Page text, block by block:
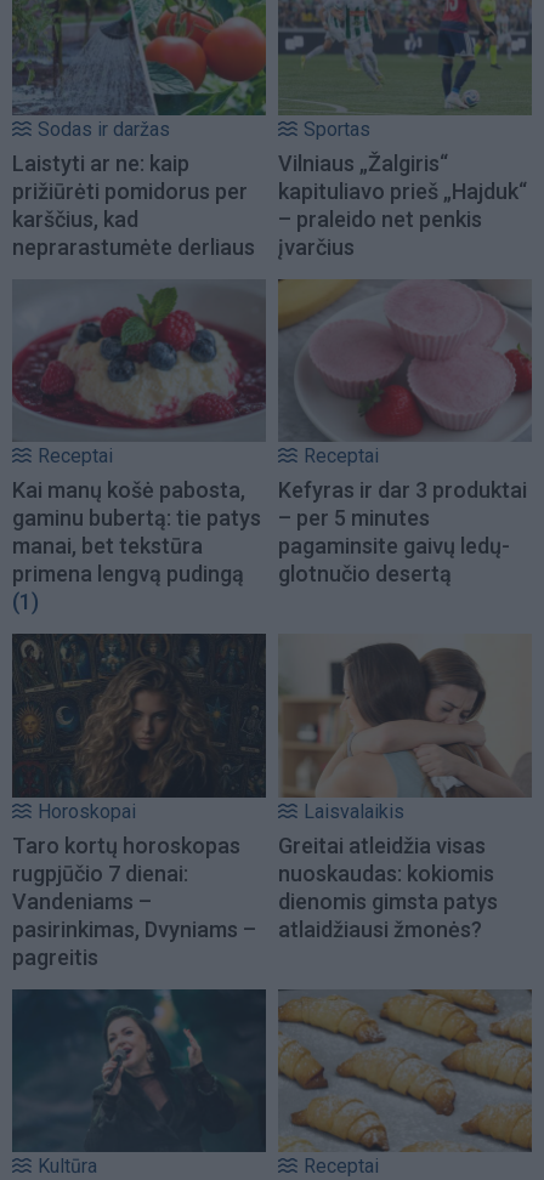
Sodas ir daržas
Laistyti ar ne: kaip
prižiūrėti pomidorus per
karščius, kad
neprarastumėte derliaus
Sportas
Vilniaus „Žalgiris“
kapituliavo prieš „Hajduk“
– praleido net penkis
įvarčius
Receptai
Kai manų košė pabosta,
gaminu bubertą: tie patys
manai, bet tekstūra
primena lengvą pudingą
(1)
Receptai
Kefyras ir dar 3 produktai
– per 5 minutes
pagaminsite gaivų ledų-
glotnučio desertą
Horoskopai
Taro kortų horoskopas
rugpjūčio 7 dienai:
Vandeniams –
pasirinkimas, Dvyniams –
pagreitis
Laisvalaikis
Greitai atleidžia visas
nuoskaudas: kokiomis
dienomis gimsta patys
atlaidžiausi žmonės?
Kultūra Receptai